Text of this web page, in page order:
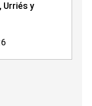
Urriés y